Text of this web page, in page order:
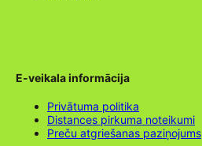
E-veikala informācija
Privātuma politika
Distances pirkuma noteikumi
Preču atgriešanas paziņojums